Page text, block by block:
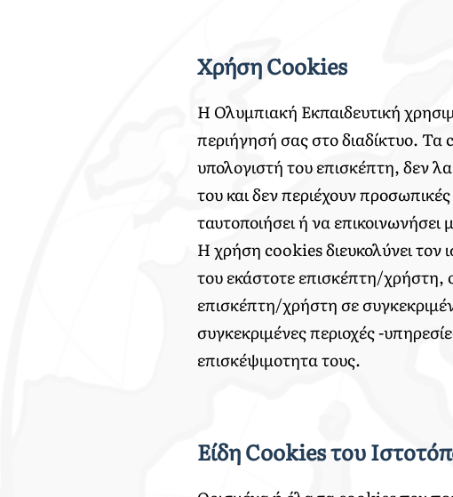
Χρήση Cookies
Η Ολυμπιακή Εκπαιδευτική
περιήγησή σας στο διαδίκτυο. Τα
υπολογιστή του επισκέπτη, δεν
του και δεν περιέχουν
ταυτοποιήσει ή να
Η χρήση cookies διευκολύνει τον
του εκάστοτε επισκέπτη/χρήστη,
επισκέπτη/χρήστη σε
συγκεκριμένες περιοχές -
επισκέψιμοτητα τους.
Eίδη Cookies του